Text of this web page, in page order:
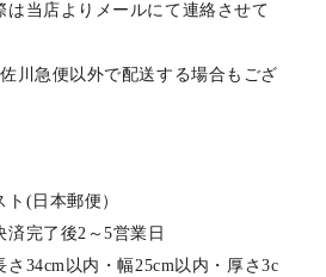
は当店よりメールにて連絡させて
川急便以外で配送する場合もござ
ト(日本郵便）
済完了後2～5営業日
さ34cm以内・幅25cm以内・厚さ3c